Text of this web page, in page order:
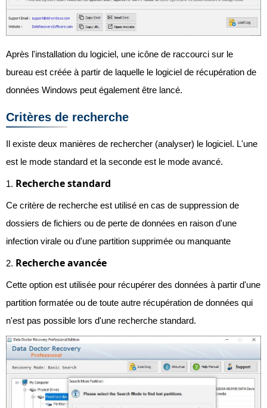
Après l'installation du logiciel, une icône de raccourci sur le
bureau est créée à partir de laquelle le logiciel de récupération de
données Windows peut également être lancé.
Critères de recherche
Il existe deux manières de rechercher (analyser) le logiciel. L'une
est le mode standard et la seconde est le mode avancé.
1. Recherche standard
Ce critère de recherche est utilisé en cas de suppression de
dossiers de fichiers ou de perte de données en raison d'une
infection virale ou d'une partition supprimée ou manquante
2. Recherche avancée
Cette option est utilisée pour récupérer des données à partir d'une
partition formatée ou de toute autre récupération de données qui
n'est pas possible lors d'une recherche standard.